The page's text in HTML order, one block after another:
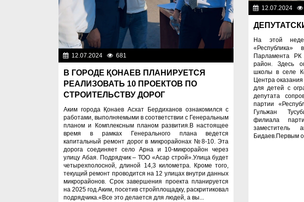
12.07.2024 681
В ГОРОДЕ ҚОНАЕВ ПЛАНИРУЕТСЯ
РЕАЛИЗОВАТЬ 10 ПРОЕКТОВ ПО
СТРОИТЕЛЬСТВУ ДОРОГ
Аким города Қонаев Асхат Бердиханов ознакомился с
работами, выполняемыми в соответствии с Генеральным
планом и Комплексным планом развития.В настоящее
время в рамках Генерального плана ведется
капитальный ремонт дорог в микрорайонах №8-10. Эта
дорога соединяет село Арна и 10-микрорайон через
улицу Абая. Подрядчик – ТОО «Асар строй».Улица будет
четырехполосной, длиной 14,3 километра. Кроме того,
текущий ремонт проводится на 12 улицах внутри данных
микрорайонов. Срок завершения проекта планируется
на 2025 год.Аким, посетив стройплощадку, раскритиковал
подрядчика.«Все это делается для людей, а вы...
12.07.2024
На этой
Парламента РК
район. Здесь
школы в селе
Центра
для детей с
депутата
партии
Гульжан
филиала
заместитель
Бидаев.Первым